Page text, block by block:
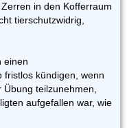
in den Kofferraum
tierschutzwidrig,
einen
fristlos kündigen, wenn
teilzunehmen,
aufgefallen war, wie